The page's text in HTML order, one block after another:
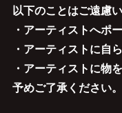
以下のことはご遠慮
・アーティストへポ
・アーティストに自
・アーティストに物
予めご了承ください。